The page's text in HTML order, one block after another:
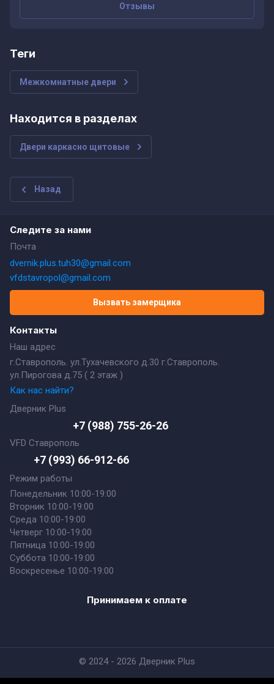
Отзывы
теги
Межкомнатные двери
Находится в разделах
Двери каркасно щитовые
Назад
Контакты
Наш адрес
г.Ставрополь. ул.Тухачевского д.30 г.Ставрополь.
ул.Пирогова д.75 ( 2 этаж )
Как нас найти?
Дверник Plus
+7 (988) 755-26-26
VFD Ставрополь
+7 (993) 66-912-66
Режим работы
Понедельник 10:00-19:00
Вторник 10:00-19:00
Среда 10:00-19:00
Четверг 10:00-19:00
Пятница 10:00-19:00
Суббота 10:00-19:00
Воскресенье 10:00-19:00
Следите за нами
Почта
dvernik.plus.tuh30@gmail.com
vfdstavropol@gmail.com
Вызвать замерщика
Принимаем к оплате
© 2024 - 2026 Дверник Plus